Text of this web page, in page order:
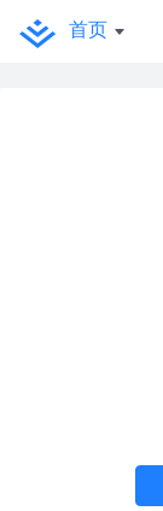
首页